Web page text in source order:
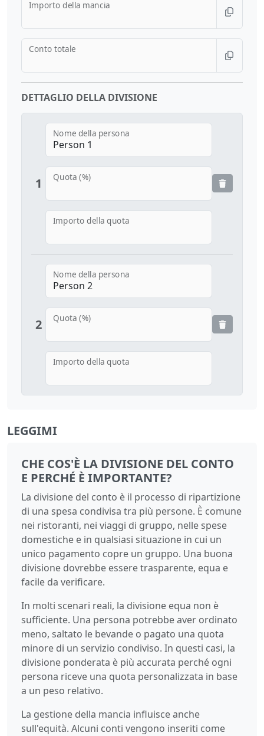
Importo della mancia
Conto totale
DETTAGLIO DELLA DIVISIONE
1
Nome della persona
Quota (%)
Importo della quota
2
Nome della persona
Quota (%)
Importo della quota
LEGGIMI
CHE COS'È LA DIVISIONE DEL CONTO
E PERCHÉ È IMPORTANTE?
La divisione del conto è il processo di ripartizione
di una spesa condivisa tra più persone. È comune
nei ristoranti, nei viaggi di gruppo, nelle spese
domestiche e in qualsiasi situazione in cui un
unico pagamento copre un gruppo. Una buona
divisione dovrebbe essere trasparente, equa e
facile da verificare.
In molti scenari reali, la divisione equa non è
sufficiente. Una persona potrebbe aver ordinato
meno, saltato le bevande o pagato una quota
minore di un servizio condiviso. In questi casi, la
divisione ponderata è più accurata perché ogni
persona riceve una quota personalizzata in base
a un peso relativo.
La gestione della mancia influisce anche
sull'equità. Alcuni conti vengono inseriti come